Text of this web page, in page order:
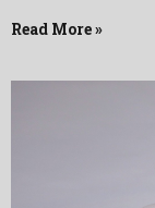
Read More »